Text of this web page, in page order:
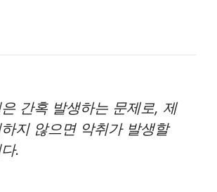
간혹 발생하는 문제로, 제
지 않으면 악취가 발생할
.